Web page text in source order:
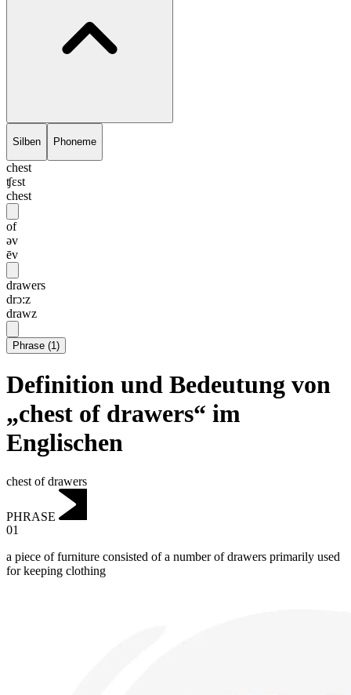
Silben Phoneme
chest
ʧɛst
chest
of
əv
ēv
drawers
drɔ:z
drawz
Phrase (1)
Definition und Bedeutung von
„chest of drawers“ im
Englischen
chest of drawers
PHRASE
01
a piece of furniture consisted of a number of drawers primarily used
for keeping clothing